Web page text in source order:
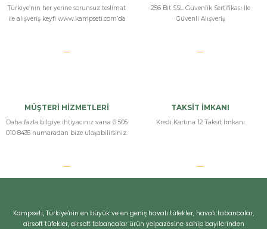
Türkiye’nin her yerine sorunsuz teslimat
ile alışveriş keyfi www.kampseti.com’da
256 Bit SSL Güvenlik Sertifikası İle
Güvenli Alışveriş
MÜŞTERİ HİZMETLERİ
Daha fazla bilgiye ihtiyacınız varsa 0 505
010 8435 numaradan bize ulaşabilirsiniz.
TAKSİT İMKANI
Kredi Kartına 12 Taksit İmkanı
Kampseti, Türkiye'nin en büyük ve en geniş havalı tüfekler, havalı tabancalar,
airsoft tüfekler, airsoft tabancalar ürün yelpazesine sahip bayilerinden